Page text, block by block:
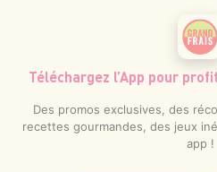
Téléchargez l’App pour
Des promos exclusives, des
recettes gourmandes, des jeux
app !